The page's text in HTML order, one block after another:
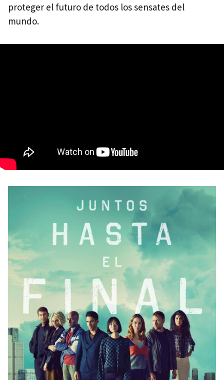
proteger el futuro de todos los sensates del
mundo.